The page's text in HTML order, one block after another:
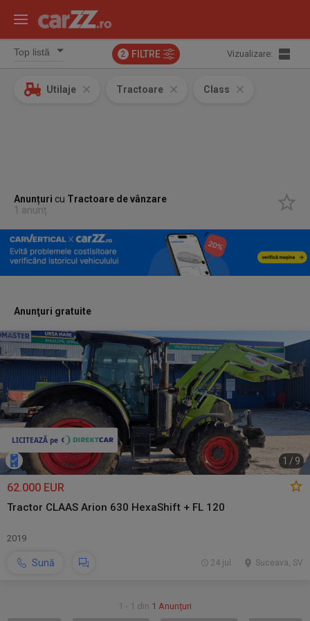
2 FILTRE Vizualizare:
Utilaje Tractoare Class
Anunțuri cu Tractoare de vânzare
1 anunț
Anunţuri gratuite
1 /9
62.000 EUR
Tractor CLAAS Arion 630 HexaShift + FL 120
2019
Sună Suceava, SV
24 jul.
1 - 1 din 1 Anunțuri